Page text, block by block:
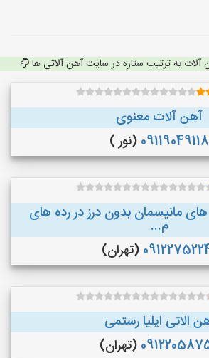
آلات به ترتیب ستاره در سایت آهن آلاتی ها
آهن آلات معنوی
09119049118 (نور )
های مانیسمان بدون درز در رده های
م...
(تهران)
الاتی ایلیا رستمی
(تهران)